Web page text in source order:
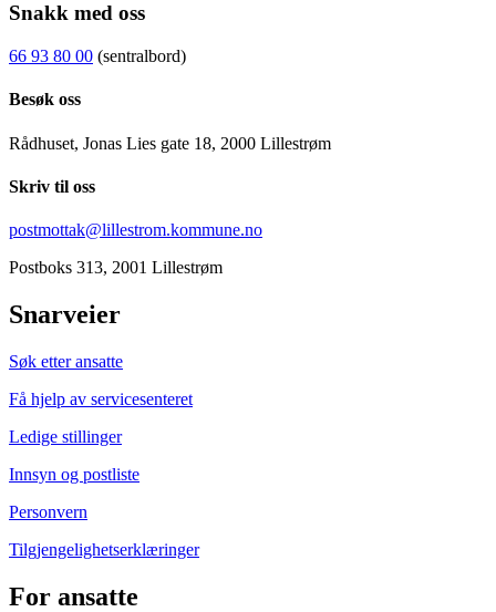
Snakk med oss
66 93 80 00 (sentralbord)
Besøk oss
Rådhuset, Jonas Lies gate 18, 2000 Lillestrøm
Skriv til oss
postmottak@lillestrom.kommune.no
Postboks 313, 2001 Lillestrøm
Snarveier
Søk etter ansatte
Få hjelp av servicesenteret
Ledige stillinger
Innsyn og postliste
Personvern
Tilgjengelighetserklæringer
For ansatte